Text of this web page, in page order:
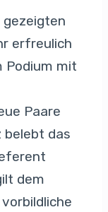
gezeigten
erfreulich
Podium mit
Paare
belebt das
dem